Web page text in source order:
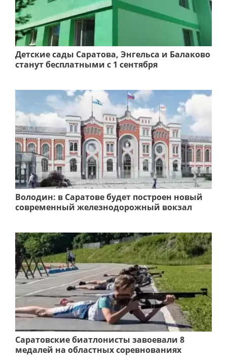
Детские сады Саратова, Энгельса и Балаково
станут бесплатными с 1 сентября
Володин: в Саратове будет построен новый
современный железнодорожный вокзал
Саратовские биатлонисты завоевали 8
медалей на областных соревнованиях